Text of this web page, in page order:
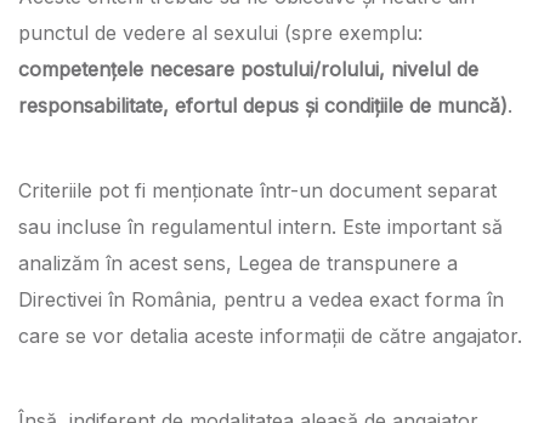
punctul de vedere al sexului (spre exemplu:
competențele necesare postului/rolului, nivelul de
responsabilitate, efortul depus și condițiile de muncă).
Criteriile pot fi menționate într-un document separat
sau incluse în regulamentul intern. Este important să
analizăm în acest sens, Legea de transpunere a
Directivei în România, pentru a vedea exact forma în
care se vor detalia aceste informații de către angajator.